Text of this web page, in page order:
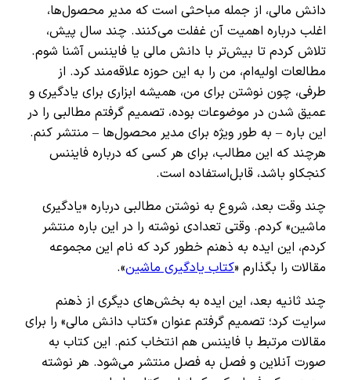
دانش مالی، از جمله مباحثی است که مدیر محصول‌ها،
اغلب درباره اهمیت آن غفلت می‌کنند. چند سال پیش،
تلاش کردم تا بیش‌تر با دانش مالی یا فایننس آشنا شوم.
مطالعات اولیه‌ام، من را به این حوزه علاقه‌مند کرد. از
طرفی، چون نوشتن برای من، همیشه ابزاری برای یادگیری و
عمیق شدن در موضوعات بوده، تصمیم گرفتم مطالبی را در
این باره – به طور ویژه برای مدیر محصول‌ها – منتشر کنم.
هرچند که این مطالب، برای هر کسی که درباره فایننس
کنجکاو باشد، قابل‌استفاده است.
چند وقت بعد، شروع به نوشتن مطالبی درباره «یادگیری
ماشین» کردم. وقتی تعدادی نوشته را در این باره منتشر
کردم، این ایده به ذهنم خطور کرد که نام این مجموعه
مقالات را بگذارم «کتاب یادگیری ماشین».
چند ثانیه بعد، این ایده به بخش‌های دیگری از ذهنم
سرایت کرد؛ تصمیم گرفتم عنوان «کتاب دانش مالی» را برای
مقالات مرتبط با فایننس هم انتخاب کنم. این کتاب به
صورت آنلاین و فصل به فصل منتشر می‌شود. هر نوشته